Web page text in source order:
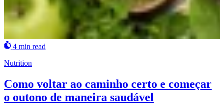
4 min read
Nutrition
Como voltar ao caminho certo e começar
o outono de maneira saudável